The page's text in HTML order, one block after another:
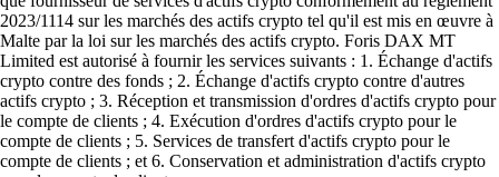
2023/1114 sur les marchés des actifs crypto tel qu'il est mis en œuvre à
Malte par la loi sur les marchés des actifs crypto. Foris DAX MT
Limited est autorisé à fournir les services suivants : 1. Échange d'actifs
crypto contre des fonds ; 2. Échange d'actifs crypto contre d'autres
actifs crypto ; 3. Réception et transmission d'ordres d'actifs crypto pour
le compte de clients ; 4. Exécution d'ordres d'actifs crypto pour le
compte de clients ; 5. Services de transfert d'actifs crypto pour le
compte de clients ; et 6. Conservation et administration d'actifs crypto